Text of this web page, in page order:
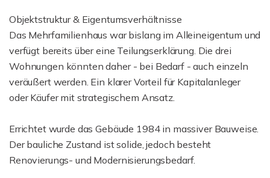
Objektstruktur & Eigentumsverhältnisse
Das Mehrfamilienhaus war bislang im Alleineigentum und
verfügt bereits über eine Teilungserklärung. Die drei
Wohnungen könnten daher - bei Bedarf - auch einzeln
veräußert werden. Ein klarer Vorteil für Kapitalanleger
oder Käufer mit strategischem Ansatz.
Errichtet wurde das Gebäude 1984 in massiver Bauweise.
Der bauliche Zustand ist solide, jedoch besteht
Renovierungs- und Modernisierungsbedarf.